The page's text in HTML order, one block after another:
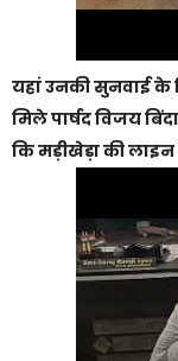
यहां उनकी सुनवाई
मिले पार्षद विजय
कि मड़ीखेड़ा की